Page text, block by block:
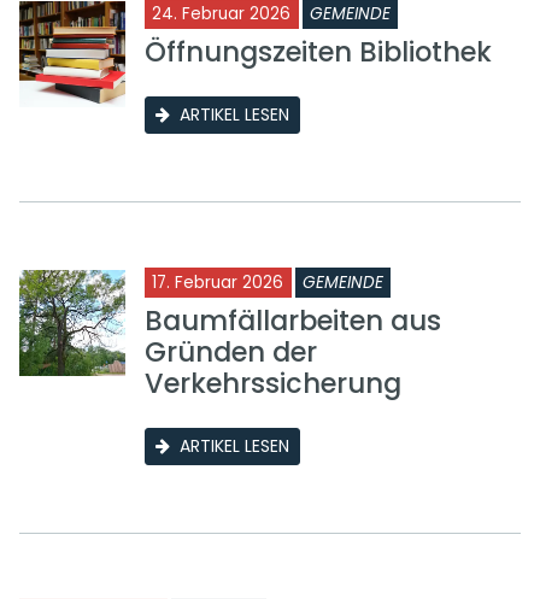
24. Februar 2026 GEMEINDE
Öffnungszeiten Bibliothek
ARTIKEL LESEN
17. Februar 2026 GEMEINDE
Baumfällarbeiten aus
Gründen der
Verkehrssicherung
ARTIKEL LESEN